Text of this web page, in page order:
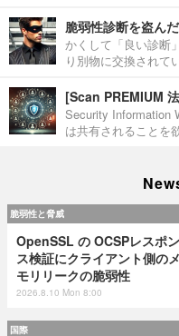
脆弱性診断を盗ん
かくして「良い診断
り別物に交換されて
[Scan PREMIUM
Security Information
は共有されることを
脆弱性と脅威
OpenSSL の OCSPレスポン
ス検証にクライアント側のメ
モリリークの脆弱性
2026.8.10 Mon 8:00
国際